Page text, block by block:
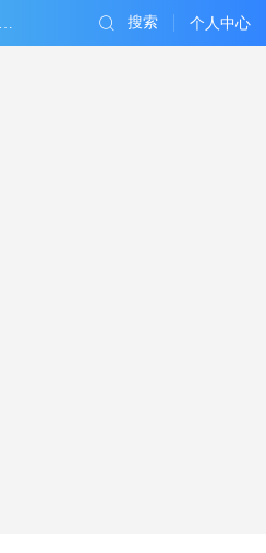
一带一路农副产品O2O电子商务平台 个人中心
搜索